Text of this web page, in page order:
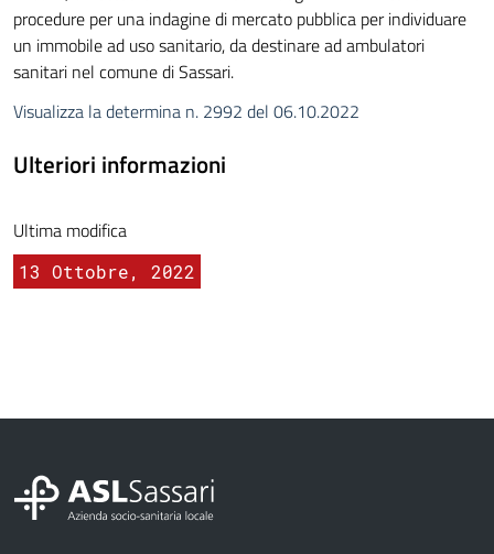
procedure per una indagine di mercato pubblica per individuare
un immobile ad uso sanitario, da destinare ad ambulatori
sanitari nel comune di Sassari.
Visualizza la determina n. 2992 del 06.10.2022
Ulteriori informazioni
Ultima modifica
13 Ottobre, 2022